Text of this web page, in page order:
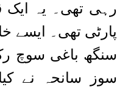
رہی تھی۔ یہ ایک
پارٹی تھی۔ ایسے
سنگھ باغی سوچ